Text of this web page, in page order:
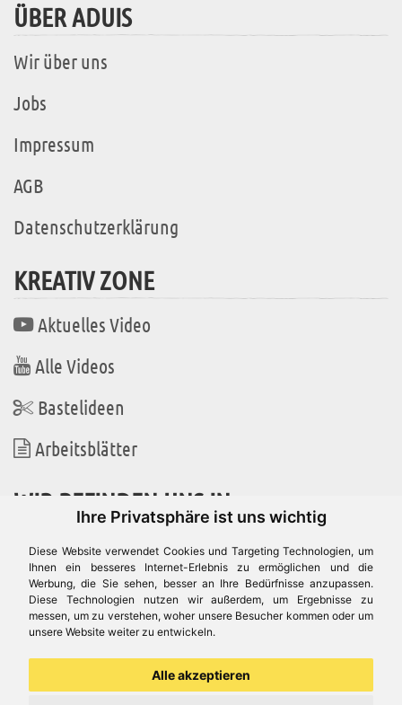
Ihre Privatsphäre ist uns wichtig
Diese Website verwendet Cookies und Targeting Technologien, um
Ihnen ein besseres Internet-Erlebnis zu ermöglichen und die
Werbung, die Sie sehen, besser an Ihre Bedürfnisse anzupassen.
Diese Technologien nutzen wir außerdem, um Ergebnisse zu
messen, um zu verstehen, woher unsere Besucher kommen oder um
unsere Website weiter zu entwickeln.
Alle akzeptieren
ÜBER ADUIS
Wir über uns
Jobs
Impressum
AGB
Datenschutzerklärung
KREATIV ZONE
Aktuelles Video
Alle Videos
Bastelideen
Arbeitsblätter
WIR BEFINDEN UNS IN
Es gibt uns auch in